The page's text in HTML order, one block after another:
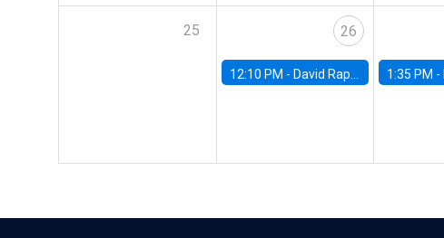
25 26
12:10 PM - David Rappoport, FED Board 1:35 PM -